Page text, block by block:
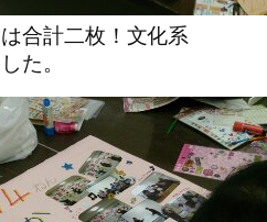
合計二枚！文化系
た。